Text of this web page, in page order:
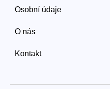
Osobní údaje
O nás
Kontakt